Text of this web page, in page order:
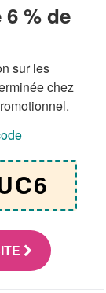
% de
sur les
chez